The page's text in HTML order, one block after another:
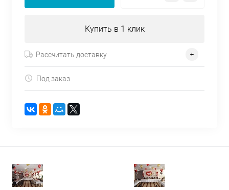
Купить в 1 клик
Рассчитать доставку
Под заказ